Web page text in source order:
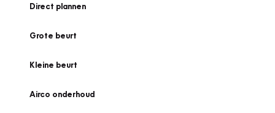
Direct plannen
Grote beurt
Kleine beurt
Airco onderhoud